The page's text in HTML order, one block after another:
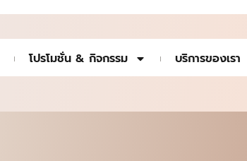
โปรโมชั่น & กิจกรรม บริการของเรา